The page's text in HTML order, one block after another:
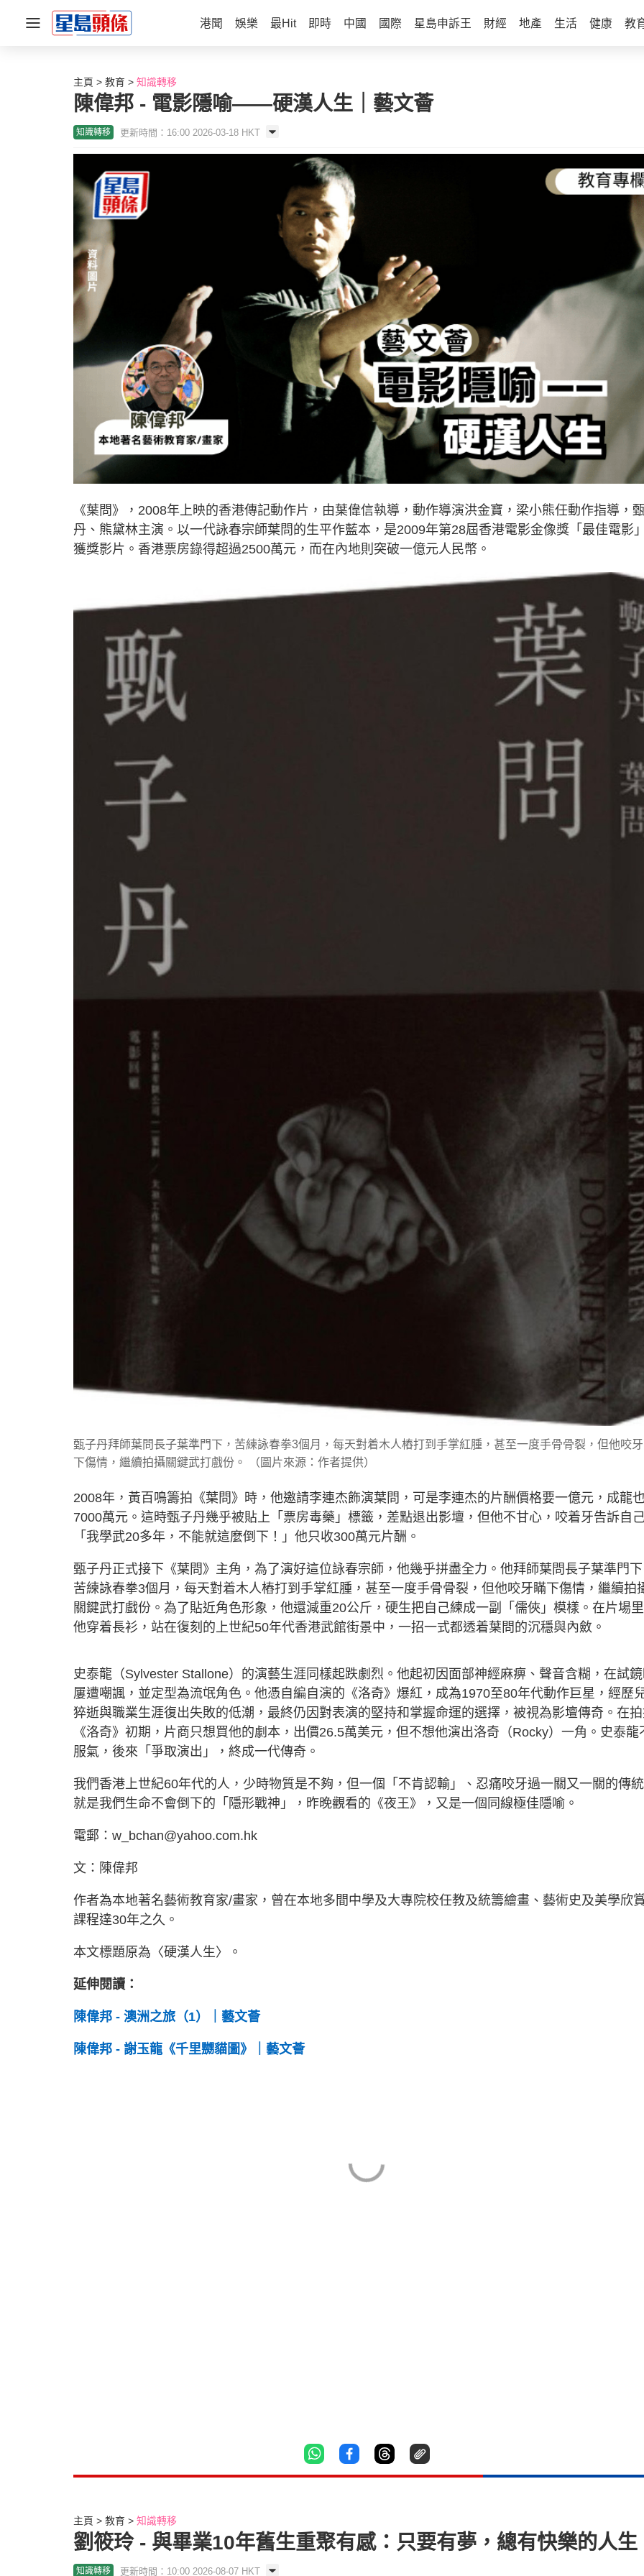
港聞 娛樂 最Hit 即時 中國 國際 星島申訴王 財經 地產 生活 健康 教
主頁 教育 知識轉移
陳偉邦 - 電影隱喻——硬漢人生｜藝文薈
知識轉移 更新時間：16:00 2026-03-18 HKT
《葉問》，2008年上映的香港傳記動作片，由葉偉信執導，動作導演洪金寶，梁小熊任動作指導，
丹、熊黛林主演。以一代詠春宗師葉問的生平作藍本，是2009年第28屆香港電影金像獎「最佳電影
獲獎影片。香港票房錄得超過2500萬元，而在內地則突破一億元人民幣。
甄子丹拜師葉問長子葉準門下，苦練詠春拳3個月，每天對着木人樁打到手掌紅腫，甚至一度手骨骨裂，但他咬
下傷情，繼續拍攝關鍵武打戲份。 （圖片來源：作者提供）
2008年，黃百鳴籌拍《葉問》時，他邀請李連杰飾演葉問，可是李連杰的片酬價格要一億元，成龍
7000萬元。這時甄子丹幾乎被貼上「票房毒藥」標籤，差點退出影壇，但他不甘心，咬着牙告訴自己
「我學武20多年，不能就這麼倒下！」他只收300萬元片酬。
甄子丹正式接下《葉問》主角，為了演好這位詠春宗師，他幾乎拼盡全力。他拜師葉問長子葉準門下
苦練詠春拳3個月，每天對着木人樁打到手掌紅腫，甚至一度手骨骨裂，但他咬牙瞞下傷情，繼續拍
關鍵武打戲份。為了貼近角色形象，他還減重20公斤，硬生把自己練成一副「儒俠」模樣。在片場里
他穿着長衫，站在復刻的上世紀50年代香港武館街景中，一招一式都透着葉問的沉穩與內斂。
史泰龍（Sylvester Stallone）的演藝生涯同樣起跌劇烈。他起初因面部神經麻痹、聲音含糊，在試
屢遭嘲諷，並定型為流氓角色。他憑自編自演的《洛奇》爆紅，成為1970至80年代動作巨星，經歷
猝逝與職業生涯復出失敗的低潮，最終仍因對表演的堅持和掌握命運的選擇，被視為影壇傳奇。在
《洛奇》初期，片商只想買他的劇本，出價26.5萬美元，但不想他演出洛奇（Rocky）一角。史泰龍
服氣，後來「爭取演出」，終成一代傳奇。
我們香港上世紀60年代的人，少時物質是不夠，但一個「不肯認輸」、忍痛咬牙過一關又一關的傳統
就是我們生命不會倒下的「隱形戰神」，昨晚觀看的《夜王》，又是一個同線極佳隱喻。
電郵： w_bchan@yahoo.com.hk
文：陳偉邦
作者為本地著名藝術教育家/畫家，曾在本地多間中學及大專院校任教及統籌繪畫、藝術史及美學欣
課程達30年之久。
本文標題原為〈硬漢人生〉。
延伸閱讀：
陳偉邦 - 澳洲之旅（1）｜藝文薈
陳偉邦 - 謝玉龍《千里嬲貓圖》｜藝文薈
主頁 教育 知識轉移
劉筱玲 - 與畢業10年舊生重聚有感：只要有夢，總有快樂的人生
知識轉移 更新時間：10:00 2026-08-07 HKT